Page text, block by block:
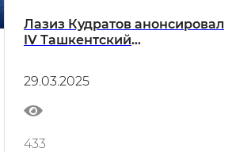
Лазиз Кудратов анонсировал
IV Ташкентский
29.03.2025
433